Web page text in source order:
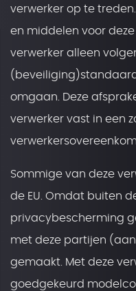
verwerker op te
en middelen voor
verwerker alleen
omgaan. Deze
verwerker vast in een
Sommige van deze
de EU. Omdat buiten
privacybescherming
met deze partijen
gemaakt. Met deze
goedgekeurd